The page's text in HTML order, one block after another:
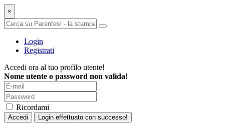
×
Login
Registrati
Accedi ora al tuo profilo utente!
Nome utente o password non valida!
Ricordami
Accedi Login effettuato con successo!